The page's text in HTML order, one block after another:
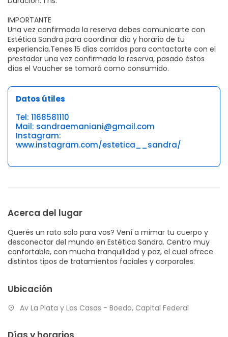
IMPORTANTE
Una vez confirmada la reserva debes comunicarte con
Estética Sandra para coordinar día y horario de tu
experiencia.Tenes 15 días corridos para contactarte con el
prestador una vez confirmada la reserva, pasado éstos
días el Voucher se tomará como consumido.
Datos útiles
Tel: 1168581110
Mail: sandraemaniani@gmail.com
Instagram:
www.instagram.com/estetica__sandra/
Acerca del lugar
Querés un rato solo para vos? Vení a mimar tu cuerpo y
desconectar del mundo en Estética Sandra. Centro muy
confortable, con mucha tranquilidad y paz, el cual ofrece
distintos tipos de tratamientos faciales y corporales.
Ubicación
Av La Plata y Las Casas - Boedo, Capital Federal